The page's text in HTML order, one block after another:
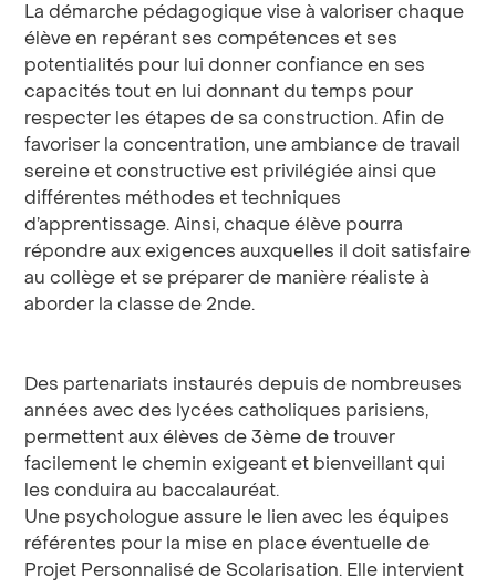
La démarche pédagogique vise à valoriser chaque
élève en repérant ses compétences et ses
potentialités pour lui donner confiance en ses
capacités tout en lui donnant du temps pour
respecter les étapes de sa construction. Afin de
favoriser la concentration, une ambiance de travail
sereine et constructive est privilégiée ainsi que
différentes méthodes et techniques
d’apprentissage. Ainsi, chaque élève pourra
répondre aux exigences auxquelles il doit satisfaire
au collège et se préparer de manière réaliste à
aborder la classe de 2nde.
Des partenariats instaurés depuis de nombreuses
années avec des lycées catholiques parisiens,
permettent aux élèves de 3ème de trouver
facilement le chemin exigeant et bienveillant qui
les conduira au baccalauréat.
Une psychologue assure le lien avec les équipes
référentes pour la mise en place éventuelle de
Projet Personnalisé de Scolarisation. Elle intervient